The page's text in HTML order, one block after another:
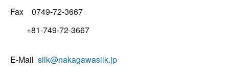
Fax 0749-72-3667
+81-749-72-3667
E-Mail silk@nakagawasilk.jp